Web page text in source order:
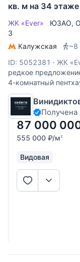
кв. м на 34 этаже
ЖК «Ever» ЮЗАО,
3
Калужская
~8
ID: 5052381 · ЖК
редкое
4-комнатный
класса «EVER».
где утро
Получена
87 000
555 000 ₽/м2
Видовая